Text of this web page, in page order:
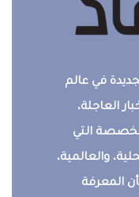
في عالم
العاجلة،
التي
والعالمية،
المعرفة